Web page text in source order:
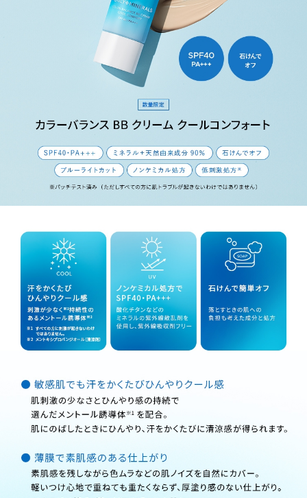
EX01 ライトベージュ
素肌感を残しながら色ムラなどの肌ノイズを整える、ニュート
*1 すべての方に刺激が起きないわけではありません。
*2 メントキシプロパンジオール（清涼剤）
いわけではありません）